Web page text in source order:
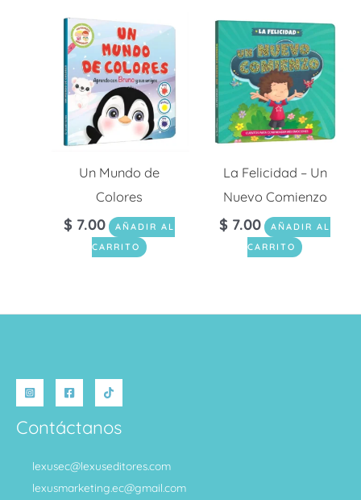
Un Mundo de
Colores
$ 7.00
AÑADIR AL
CARRITO
La Felicidad – Un
Nuevo Comienzo
$ 7.00
AÑADIR AL
CARRITO
Contáctanos
lexusec@lexuseditores.com
lexusmarketing.ec@gmail.com